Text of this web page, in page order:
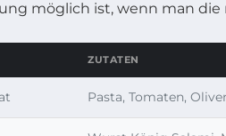
möglich ist, wenn man
ZUTATEN
Pasta, Tomaten,